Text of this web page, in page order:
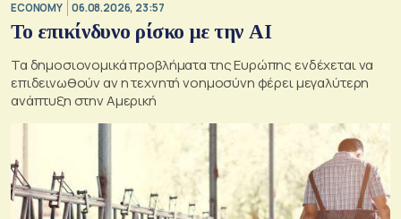
ECONOMY 06.08.2026, 23:57
Το επικίνδυνο ρίσκο με την ΑΙ
Τα δημοσιονομικά προβλήματα της Ευρώπης ενδέχεται να
επιδεινωθούν αν η τεχνητή νοημοσύνη φέρει μεγαλύτερη
ανάπτυξη στην Αμερική